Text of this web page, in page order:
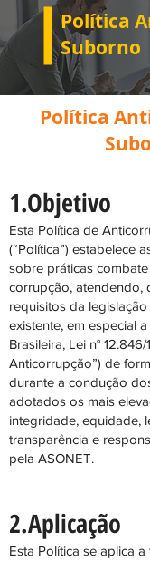
Política
Suborno
Política
1.Objetivo
Esta Política de
(“Política”) estabelece
sobre práticas
corrupção, atendendo,
requisitos da
existente, em especial
Brasileira, Lei n° 12.846/
Anticorrupção”) de
durante a condução
adotados os mais
integridade, equidade,
transparência e
pela ASONET.
2.Aplicação
Esta Política se aplica